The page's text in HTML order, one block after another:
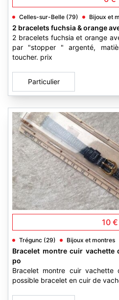
Celles-sur-Belle (79) Bijoux et
2 bracelets fuchsia & orange
2 bracelets fuchsia et orange
par "stopper " argenté,
toucher. prix
Particulier
10 €
Trégunc (29) Bijoux et montres
Bracelet montre cuir vachette
po
Bracelet montre cuir
possible bracelet en cuir de